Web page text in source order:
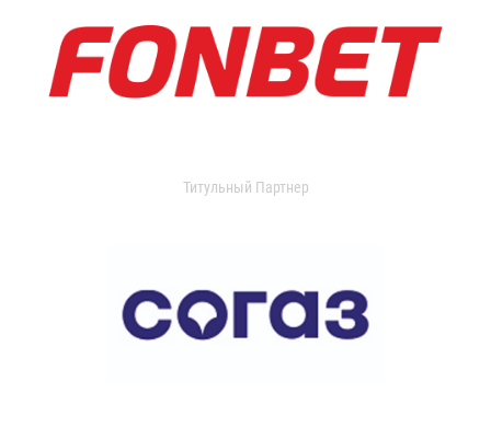
Титульный Партнер